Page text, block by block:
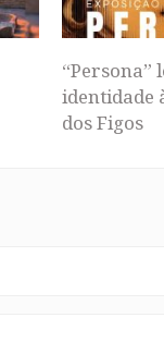
“Persona”
identidade
dos Figos